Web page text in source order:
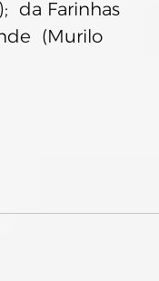
da Farinhas
(Murilo